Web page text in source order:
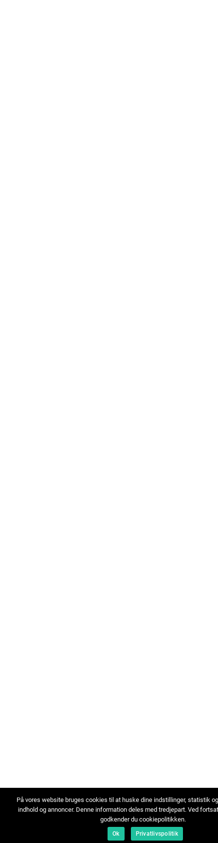
På vores website bruges cookies til at huske dine indstillinger, statistik
indhold og annoncer. Denne information deles med tredjepart. Ved
godkender du cookiepolitikken.
Ok Privatlivspolitik